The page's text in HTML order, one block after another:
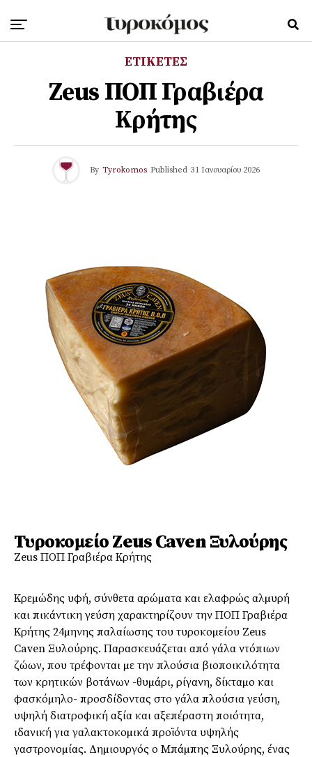
ΕΤΙΚΕΤΕΣ
Zeus ΠΟΠ Γραβιέρα
Κρήτης
By Tyrokomos Published 31 Ιανουαρίου 2026
Τυροκοµείο Zeus Caven Ξυλούρης
Zeus ΠΟΠ Γραβιέρα Κρήτης
Κρεµώδης υφή, σύνθετα αρώµατα και ελαφρώς αλµυρή
και πικάντικη γεύση χαρακτηρίζουν την ΠΟΠ Γραβιέρα
Κρήτης 24µηνης παλαίωσης του τυροκοµείου Zeus
Caven Ξυλούρης. Παρασκευάζεται από γάλα ντόπιων
ζώων, που τρέφονται µε την πλούσια βιοποικιλότητα
των κρητικών βοτάνων -θυµάρι, ρίγανη, δίκταµο και
φασκόµηλο- προσδίδοντας στο γάλα πλούσια γεύση,
υψηλή διατροφική αξία και αξεπέραστη ποιότητα,
ιδανική για γαλακτοκοµικά προϊόντα υψηλής
γαστρονοµίας. Δηµιουργός ο Μπάµπης Ξυλούρης, ένας